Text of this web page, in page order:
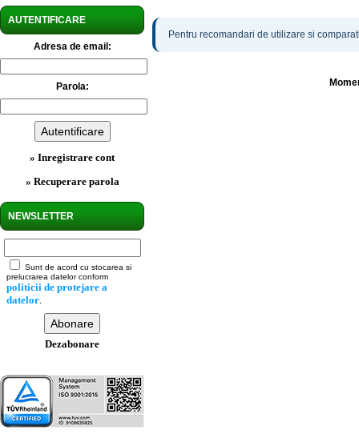
AUTENTIFICARE
Adresa de email:
Parola:
» Inregistrare cont
» Recuperare parola
NEWSLETTER
Sunt de acord cu stocarea si
prelucrarea datelor conform
politicii de protejare a
datelor
Dezabonare
Pentru recomandari de utilizare si